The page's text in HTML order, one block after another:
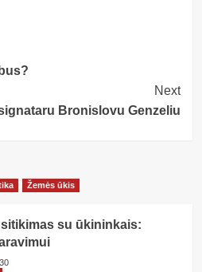
Next
Bronislovu Genzeliu
Žemės ūkis
su ūkininkais: